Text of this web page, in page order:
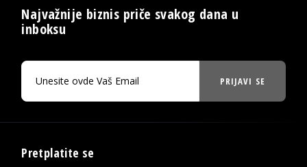
Najvažnije biznis priče svakog dana u
inboksu
PRIJAVI SE
Pretplatite se